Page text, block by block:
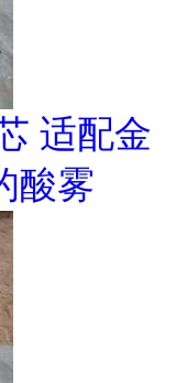
适配金
酸雾